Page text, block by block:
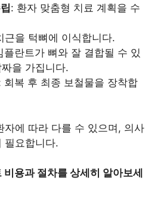
: 환자 맞춤형 치료 계획을 수
근을 턱뼈에 이식합니다.
플란트가 뼈와 잘 결합될 수 있
을 가집니다.
회복 후 최종 보철물을 장착합
자에 따라 다를 수 있으며, 의사
필요합니다.
용과 절차를 상세히 알아보세